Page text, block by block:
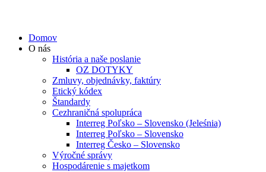
Domov
O nás
História a naše poslanie
OZ DOTYKY
Zmluvy, objednávky, faktúry
Etický kódex
Štandardy
Cezhraničná spolupráca
Interreg Poľsko – Slovensko (Jeleśnia)
Interreg Poľsko – Slovensko
Interreg Česko – Slovensko
Výročné správy
Hospodárenie s majetkom